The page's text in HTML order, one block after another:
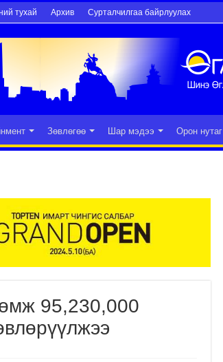
тухай Архив Сурталчилгаа байрлуулах
Зөвлөгөө Шар мэдээ Орон нутаг
95,230,000